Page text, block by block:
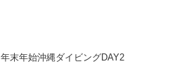
年末年始沖縄ダイビングDAY2